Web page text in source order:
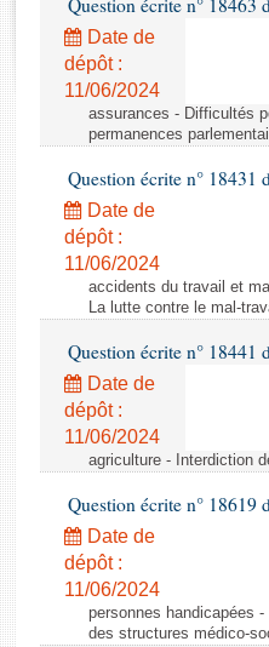
Rapports d'enquête
Rapports législatifs
Rapports sur l'application des
Baromètre de l’application
Budget et sécurité sociale
Questions écrites et orales
Comptes rendus des débats
Question écrite n° 18463
Date de
dépôt :
11/06/2024
assurances - Difficultés
permanences
Question écrite n° 18431
Date de
dépôt :
11/06/2024
accidents du travail et
La lutte contre le mal-
Question écrite n° 18441
Date de
dépôt :
11/06/2024
agriculture - Interdiction
Question écrite n° 18619
Date de
dépôt :
11/06/2024
personnes handicapées
des structures médico-